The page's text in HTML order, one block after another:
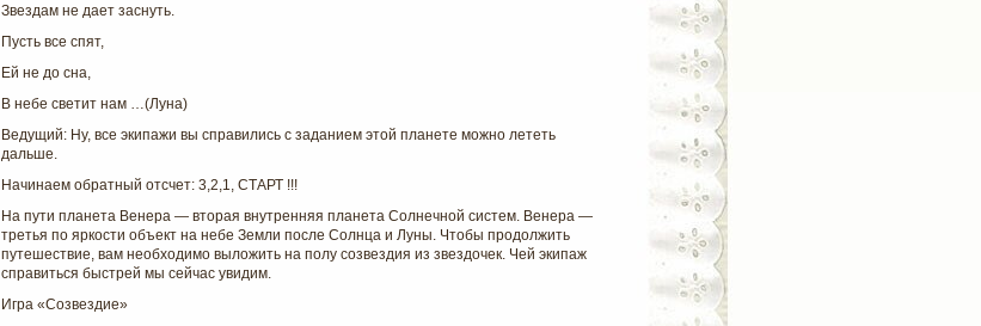
Звездам не дает заснуть.
Пусть все спят,
Ей не до сна,
В небе светит нам …(Луна)
Ведущий: Ну, все экипажи вы справились с заданием этой планете можно лететь
дальше.
Начинаем обратный отсчет: 3,2,1, СТАРТ !!!
На пути планета Венера — вторая внутренняя планета Солнечной систем. Венера —
третья по яркости объект на небе Земли после Солнца и Луны. Чтобы продолжить
путешествие, вам необходимо выложить на полу созвездия из звездочек. Чей экипаж
справиться быстрей мы сейчас увидим.
Игра «Созвездие»